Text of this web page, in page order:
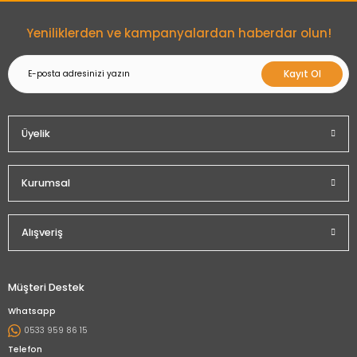
Yeniliklerden ve kampanyalardan haberdar olun!
Kayıt Ol
Üyelik
Kurumsal
Alışveriş
Müşteri Destek
Whatsapp
0533 959 86 15
Telefon